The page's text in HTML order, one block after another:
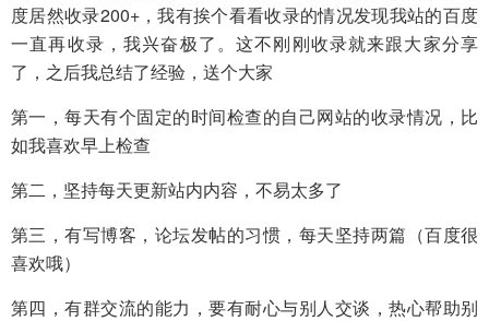
度居然收录200+，我有挨个看看收录的情况发现我站的百度
一直再收录，我兴奋极了。这不刚刚收录就来跟大家分享
了，之后我总结了经验，送个大家
第一，每天有个固定的时间检查的自己网站的收录情况，比
如我喜欢早上检查
第二，坚持每天更新站内内容，不易太多了
第三，有写博客，论坛发帖的习惯，每天坚持两篇（百度很
喜欢哦）
第四，有群交流的能力，要有耐心与别人交谈，热心帮助别